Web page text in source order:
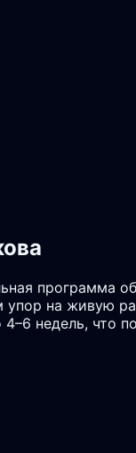
программа
на живую
недель, что